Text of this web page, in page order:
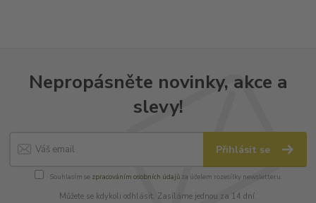
Nepropásněte novinky, akce a
slevy!
Přihlásit se
Souhlasím se zpracováním osobních údajůza účelem rozesílky newsletteru.
Můžete se kdykoli odhlásit. Zasíláme jednou za 14 dní.